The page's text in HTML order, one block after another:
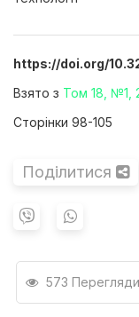
https://doi.org/
Взято з Том 18, №1,
Сторінки 98-105
Поділитися
573 Перегляди